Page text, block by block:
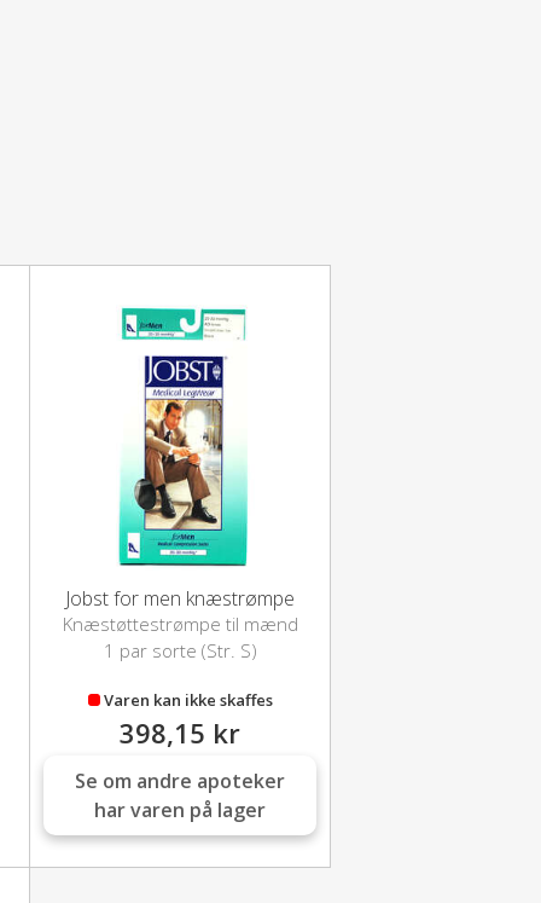
Jobst for men knæstrømpe
Knæstøttestrømpe til mænd
1 par sorte (Str. S)
Varen kan ikke skaffes
398,15 kr
Se om andre apoteker
har varen på lager